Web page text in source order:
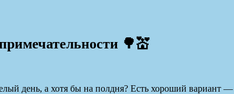
🌳💒
день, а хотя бы на полдня? Есть хороший вариант